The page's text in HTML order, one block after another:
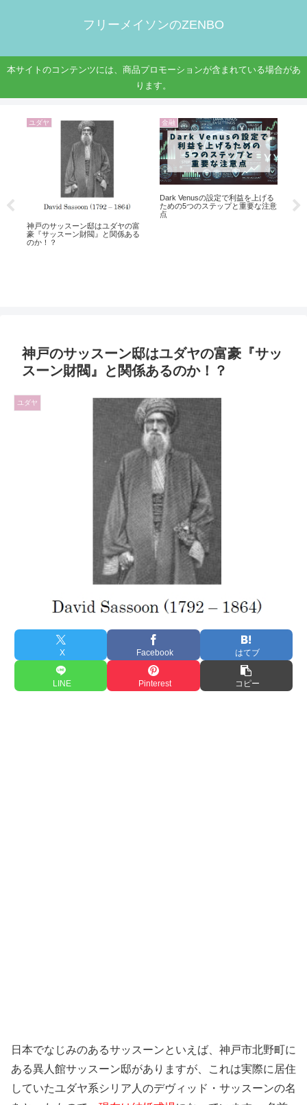
フリーメイソンのZENBO
本サイトのコンテンツには、商品プロモーションが含まれている場合があ
ります。
ユダヤ
神戸のサッスーン邸はユダヤの富
豪『サッスーン財閥』と関係ある
のか！？
金融
Dark Venusの設定で利益を上げる
ための5つのステップと重要な注意
点
を
神戸のサッスーン邸はユダヤの富豪『サッ
スーン財閥』と関係あるのか！？
ユダヤ
X Facebook はてブ
LINE Pinterest コピー
日本でなじみのあるサッスーンといえば、神戸市北野町に
ある異人館サッスーン邸がありますが、これは実際に居住
していたユダヤ系シリア人のデヴィッド・サッスーンの名